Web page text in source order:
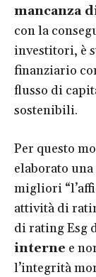
mancanza
con la
investitori, è
finanziario
flusso di
sostenibili.
Per questo
elaborato
migliori
attività di
di rating Esg
interne e
l’integrità